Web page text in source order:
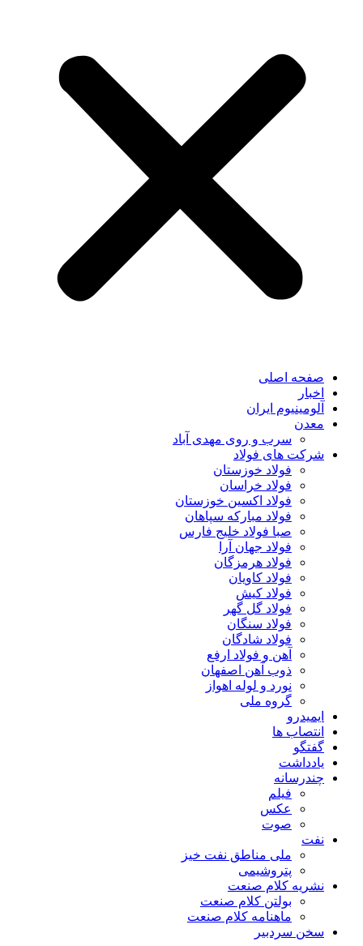
صفحه اصلی
اخبار
آلومینیوم ایران
معدن
سرب و روی مهدی آباد
شرکت های فولاد
فولاد خوزستان
فولاد خراسان
فولاد اکسین خوزستان
فولاد مبارکه سپاهان
صبا فولاد خلیج فارس
فولاد جهان آرا
فولاد هرمزگان
فولاد کاویان
فولاد کیش
فولاد گل گهر
فولاد سنگان
فولاد شادگان
آهن و فولاد ارفع
ذوب آهن اصفهان
نورد و لوله اهواز
گروه ملی
ایمیدرو
انتصاب ها
گفتگو
یادداشت
چندرسانه
فیلم
عکس
صوت
نفت
ملی مناطق نفت خیز
پتروشیمی
نشریه کلام صنعت
بولتن کلام صنعت
ماهنامه کلام صنعت
سخن سردبیر